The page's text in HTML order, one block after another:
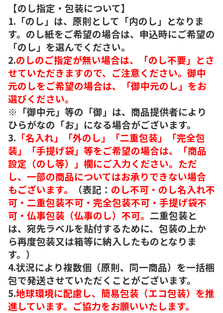
【のし指定・包装について】
1.「のし」は、原則として「内のし」となりま
す。のし紙をご希望の場合は、申込時にご希望の
「のし」を選んでください。
2.のしのご指定が無い場合は、「のし不要」とさ
せていただきますので、ご注意ください。御中
元のしをご希望の場合は、「御中元のし」をお
選びください。
※「御中元」等の「御」は、商品提供者により
ひらがなの「お」になる場合がございます。
3. 「名入れ」「外のし」「二重包装」「完全包
装」「手提げ袋」等をご希望の場合は、「商品
設定（のし等）」欄にご入力ください。ただ
し、一部の商品についてはお承りできない場合
もございます。
（表記： のし不可・のし名入れ不
可・二重包装不可・完全包装不可・手提げ袋不
可・仏事包装（仏事のし）不可。 二重包装と
は、宛先ラベルを貼付するために、包装の上か
ら再度包装又は箱等に納入したものとなりま
す。）
4.状況により複数個（原則、同一商品）を一括梱
包で発送させていただくことがございます。
5.地球環境に配慮し、簡易包装（エコ包装）を推
進しています。ご協力をお願いいたします。